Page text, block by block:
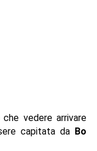
vedere arrivare
capitata da Bo